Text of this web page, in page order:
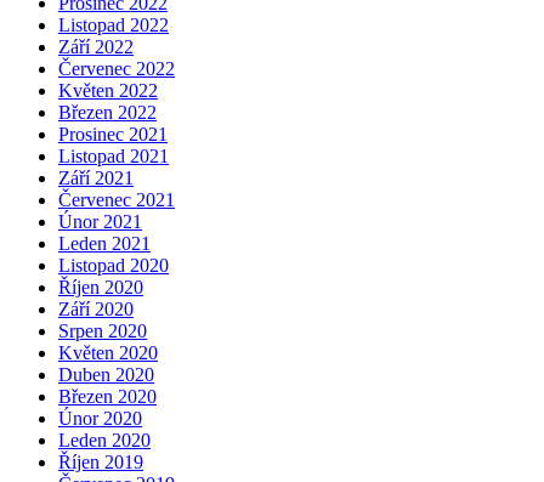
Listopad 2022
Září 2022
Červenec 2022
Květen 2022
Březen 2022
Prosinec 2021
Listopad 2021
Září 2021
Červenec 2021
Únor 2021
Leden 2021
Listopad 2020
Říjen 2020
Září 2020
Srpen 2020
Květen 2020
Duben 2020
Březen 2020
Únor 2020
Leden 2020
Říjen 2019